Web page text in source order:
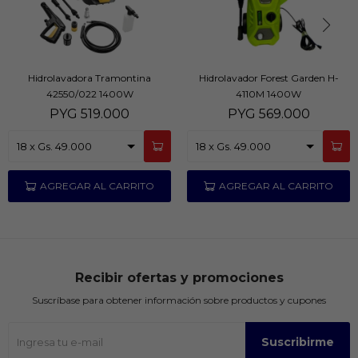
Hidrolavadora Tramontina
42550/022 1400W
PYG 519.000
Hidrolavador Forest Garden H-
4110M 1400W
PYG 569.000
Recibir ofertas y promociones
Suscríbase para obtener información sobre productos y cupones
Suscribirme